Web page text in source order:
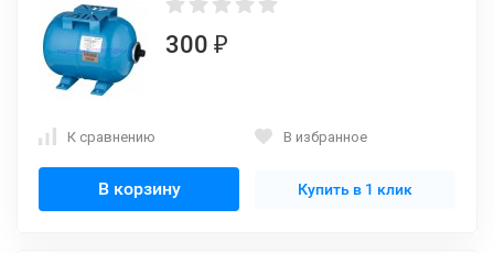
300 ₽
К сравнению В избранное
В корзину Купить в 1 клик